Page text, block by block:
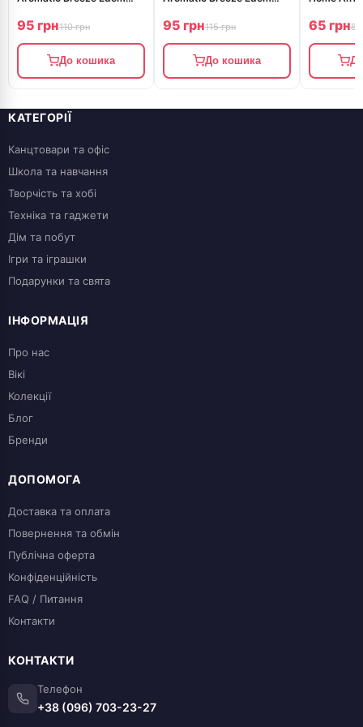
420мл EH550991
95 грн110 грн
До кошика
420мл EH550960
95 грн115 грн
До кошика
65 грн81
КАТЕГОРІЇ
Канцтовари та офіс
Школа та навчання
Творчість та хобі
Техніка та гаджети
Дім та побут
Ігри та іграшки
Подарунки та свята
ІНФОРМАЦІЯ
Про нас
Вікі
Колекції
Блог
Бренди
ДОПОМОГА
Доставка та оплата
Повернення та обмін
Публічна оферта
Конфіденційність
FAQ / Питання
Контакти
КОНТАКТИ
Телефон
+38 (096) 703-23-27